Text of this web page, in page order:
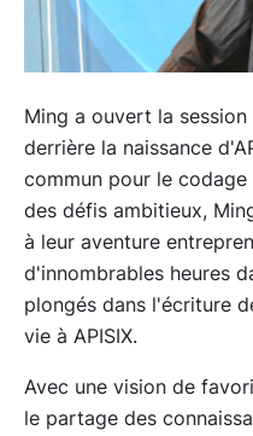
Ming a ouvert la
derrière la naissance
commun pour le
des défis ambitieux,
à leur aventure
d'innombrables heures
plongés dans l'écriture
vie à APISIX.
Avec une vision de
le partage des